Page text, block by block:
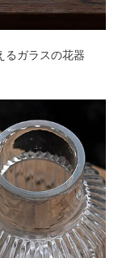
るガラスの花器